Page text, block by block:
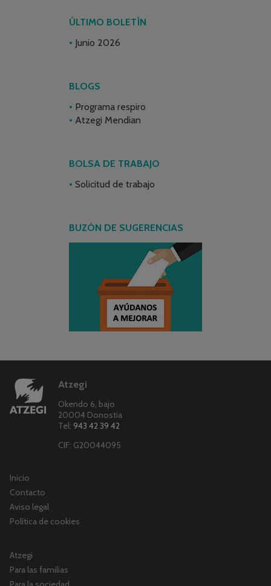
ÚLTIMO BOLETÍN
Junio 2026
BLOGS
Programa respiro
Atzegi Mendian
BOLSA DE TRABAJO
Solicitud de trabajo
BUZÓN DE SUGERENCIAS
Atzegi
Okendo 6, bajo
20004 Donostia
Tel: 943 42 39 42
CIF: G20044095
Inicio
Contacto
Aviso legal
Política de cookies
Atzegi
Para las familias